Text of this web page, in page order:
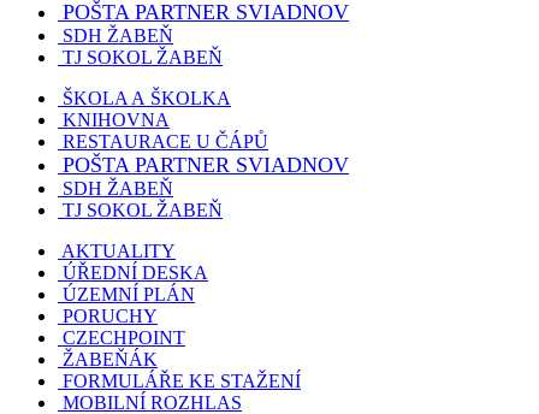
POŠTA PARTNER SVIADNOV
SDH ŽABEŇ
TJ SOKOL ŽABEŇ
ŠKOLA A ŠKOLKA
KNIHOVNA
RESTAURACE U ČÁPŮ
POŠTA PARTNER SVIADNOV
SDH ŽABEŇ
TJ SOKOL ŽABEŇ
AKTUALITY
ÚŘEDNÍ DESKA
ÚZEMNÍ PLÁN
PORUCHY
CZECHPOINT
ŽABEŇÁK
FORMULÁŘE KE STAŽENÍ
MOBILNÍ ROZHLAS